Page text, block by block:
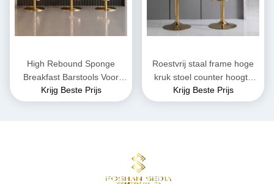
High Rebound Sponge
Breakfast Barstools Voor
Cafe / Keuken / Hotel
Krijg Beste Prijs
Roestvrij staal frame hoge
kruk stoel counter hoogte
bar kruk zonder rug
Krijg Beste Prijs